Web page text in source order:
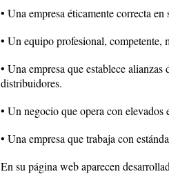
• Una empresa éticamente correcta
• Un equipo profesional, competente,
• Una empresa que establece
distribuidores.
• Un negocio que opera con elevados
• Una empresa que trabaja con
En su página web aparecen